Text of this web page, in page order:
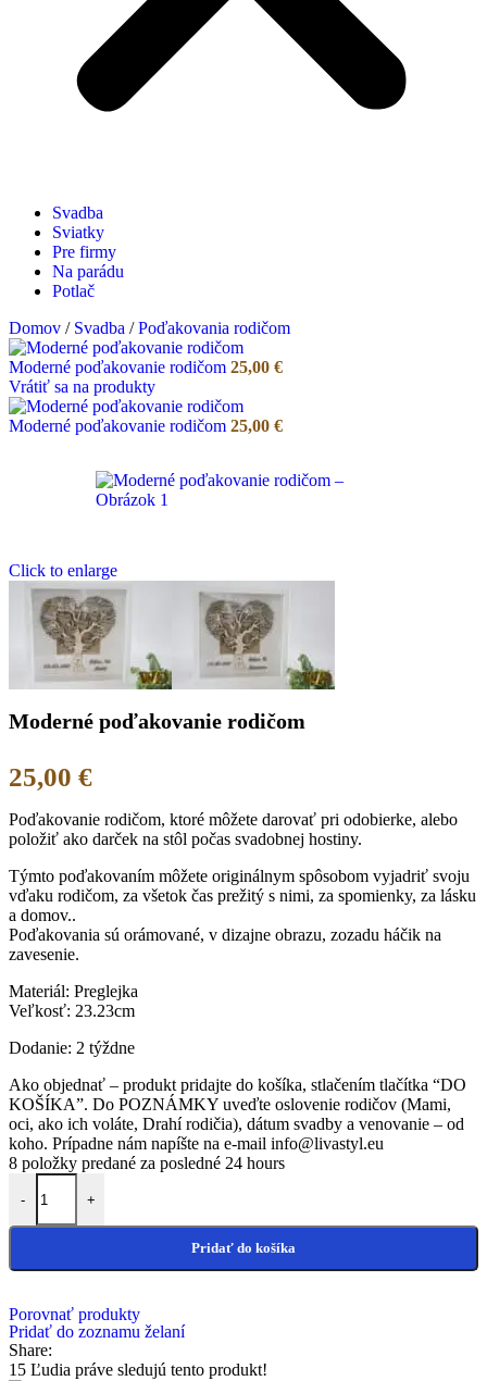
Svadba
Sviatky
Pre firmy
Na parádu
Potlač
Domov / Svadba / Poďakovania rodičom
Moderné poďakovanie rodičom 25,00 €
Vrátiť sa na produkty
Moderné poďakovanie rodičom 25,00 €
Click to enlarge
Moderné poďakovanie rodičom
25,00 €
Poďakovanie rodičom, ktoré môžete darovať pri odobierke, alebo
položiť ako darček na stôl počas svadobnej hostiny.
Týmto poďakovaním môžete originálnym spôsobom vyjadriť svoju
vďaku rodičom, za všetok čas prežitý s nimi, za spomienky, za lásku
a domov..
Poďakovania sú orámované, v dizajne obrazu, zozadu háčik na
zavesenie.
Materiál: Preglejka
Veľkosť: 23.23cm
Dodanie: 2 týždne
Ako objednať – produkt pridajte do košíka, stlačením tlačítka “DO
KOŠÍKA”. Do POZNÁMKY uveďte oslovenie rodičov (Mami,
oci, ako ich voláte, Drahí rodičia), dátum svadby a venovanie – od
koho. Prípadne nám napíšte na e-mail info@livastyl.eu
8 položky predané za posledné 24 hours
-
množstvo Moderné poďakovanie rodičom
+
Pridať do košíka
Porovnať produkty
Pridať do zoznamu želaní
Share:
15 Ľudia práve sledujú tento produkt!